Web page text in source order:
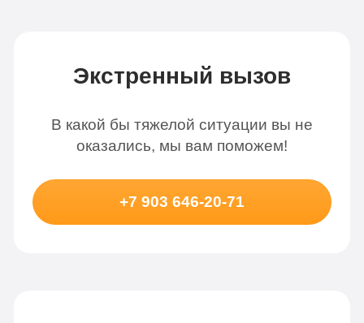
Экстренный вызов
В какой бы тяжелой ситуации вы не
оказались, мы вам поможем!
+7 903 646-20-71